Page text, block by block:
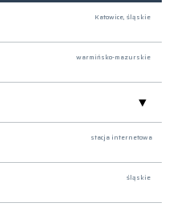
Katowice, śląskie
warmińsko-mazurskie
stacja internetowa
śląskie